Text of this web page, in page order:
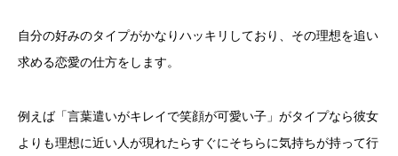
自分の好みのタイプがかなりハッキリしており、その理想を追い
求める恋愛の仕方をします。
例えば「言葉遣いがキレイで笑顔が可愛い子」がタイプなら彼女
よりも理想に近い人が現れたらすぐにそちらに気持ちが持って行